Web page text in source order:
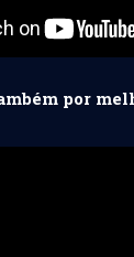
por